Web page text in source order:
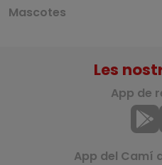
Mascotes
Les
App de
App del Camí